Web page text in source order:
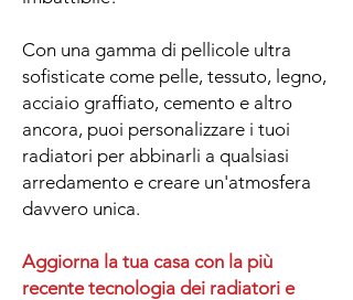
Con una gamma di pellicole ultra
sofisticate come pelle, tessuto, legno,
acciaio graffiato, cemento e altro
ancora, puoi personalizzare i tuoi
radiatori per abbinarli a qualsiasi
arredamento e creare un'atmosfera
davvero unica.
Aggiorna la tua casa con la più
recente tecnologia dei radiatori e